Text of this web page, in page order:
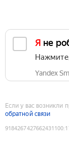
Я не
Yandex
Если у вас возникли
обратной связи
9184267427662431100: